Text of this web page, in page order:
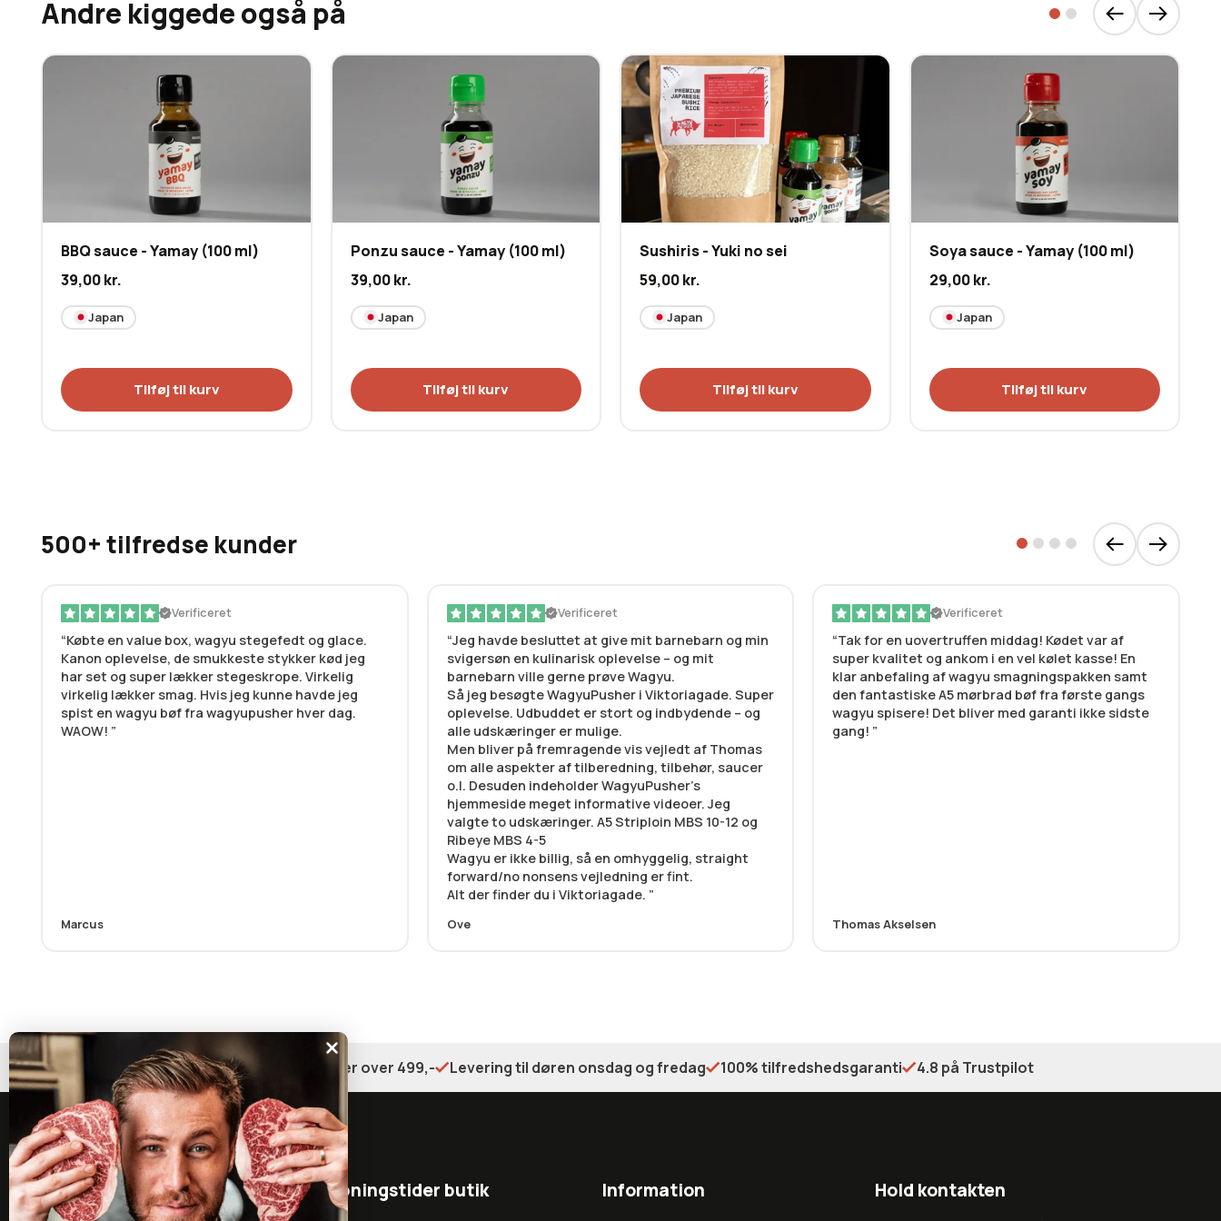
wagyu, tataki, salater, grøntsager og japanske retter. Pakken er ideel til både
nybegyndere og madentusiaster, der ønsker at udforske det japanske køkkens mange
smagsnuancer hjemme i eget køkken.
Andre kiggede også på
BBQ sauce - Yamay (100 ml)
39,00kr.
Japan
Tilføj til kurv
Ponzu sauce - Yamay (100 ml)
39,00kr.
Japan
Tilføj til kurv
Sushiris - Yuki no sei
59,00kr.
Japan
Tilføj til kurv
Soya sauce - Yamay (100 ml)
29,00kr.
Japan
Tilføj til kurv
500+ tilfredse kunder
Verificeret
Købte en value box, wagyu stegefedt og glace.
Kanon oplevelse, de smukkeste stykker kød jeg
har set og super lækker stegeskrope. Virkelig
virkelig lækker smag. Hvis jeg kunne havde jeg
spist en wagyu bøf fra wagyupusher hver dag.
WAOW!
Marcus
Verificeret
Jeg havde besluttet at give mit barnebarn og min
svigersøn en kulinarisk oplevelse – og mit
barnebarn ville gerne prøve Wagyu.
Så jeg besøgte WagyuPusher i Viktoriagade. Super
oplevelse. Udbuddet er stort og indbydende – og
alle udskæringer er mulige.
Men bliver på fremragende vis vejledt af Thomas
om alle aspekter af tilberedning, tilbehør, saucer
o.l. Desuden indeholder WagyuPusher’s
hjemmeside meget informative videoer. Jeg
valgte to udskæringer. A5 Striploin MBS 10-12 og
Ribeye MBS 4-5
Wagyu er ikke billig, så en omhyggelig, straight
forward/no nonsens vejledning er fint.
Alt der finder du i Viktoriagade.
Ove
Verificeret
Tak for en uovertruffen middag! Kødet var af
super kvalitet og ankom i en vel kølet kasse! En
klar anbefaling af wagyu smagningspakken samt
den fantastiske A5 mørbrad bøf fra første gangs
wagyu spisere! Det bliver med garanti ikke sidste
gang!
Thomas Akselsen
Gratis fragt på ordrer over 499,- Levering til døren onsdag og fredag 100% tilfredshedsgaranti 4.8 på Trustpilot
Åbningstider butik Information Hold kontakten